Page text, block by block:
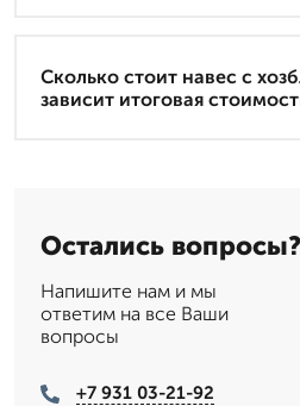
Сколько стоит навес с
зависит итоговая
Остались вопросы?
Напишите нам и мы
ответим на все Ваши
вопросы
+7 931 03-21-92